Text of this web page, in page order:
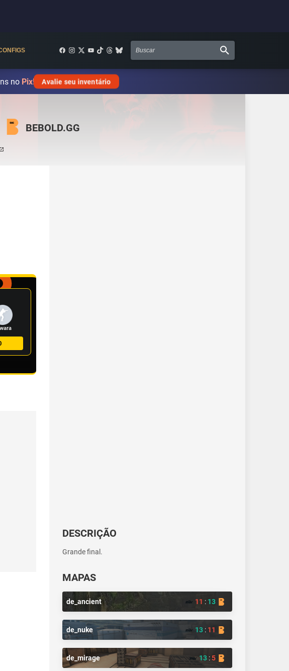
no Pix! Avalie seu inventário
BEBOLD.GG
DESCRIÇÃO
Grande final.
MAPAS
de_ancient 11 : 13
de_nuke 13 : 11
de_mirage 13 :5